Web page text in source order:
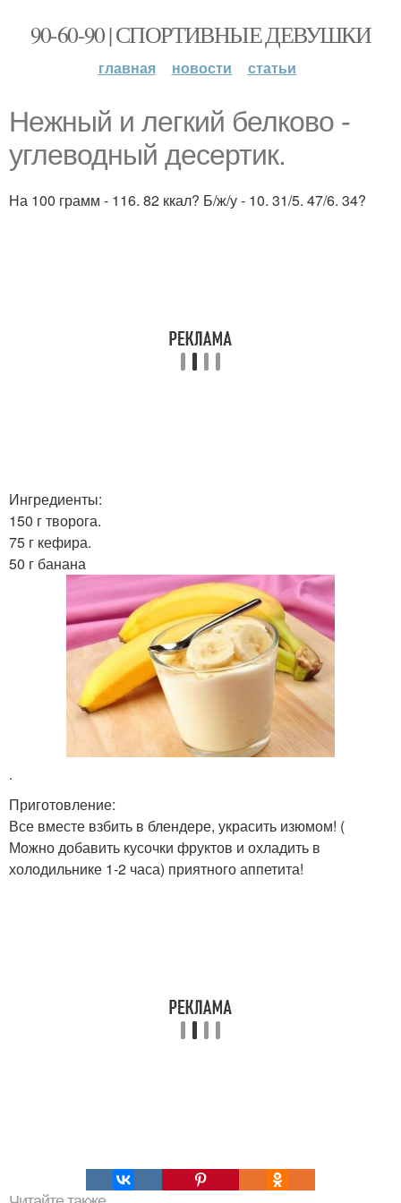
90-60-90 | СПОРТИВНЫЕ ДЕВУШКИ
главная новости статьи
Нежный и легкий белково -
углеводный десертик.
На 100 грамм - 116. 82 ккал? Б/ж/у - 10. 31/5. 47/6. 34?
Ингредиенты:
150 г творога.
75 г кефира.
50 г банана
.
Приготовление:
Все вместе взбить в блендере, украсить изюмом! (
Можно добавить кусочки фруктов и охладить в
холодильнике 1-2 часа) приятного аппетита!